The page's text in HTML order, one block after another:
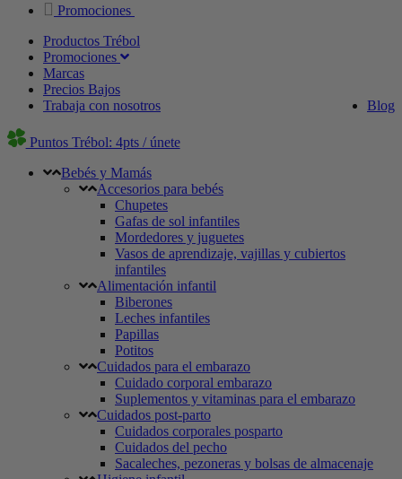
Promociones
Productos Trébol
Promociones
Marcas
Precios Bajos
Blog
Trabaja con nosotros
Puntos Trébol: 4pts / únete
Bebés y Mamás
Accesorios para bebés
Chupetes
Gafas de sol infantiles
Mordedores y juguetes
Vasos de aprendizaje, vajillas y cubiertos
infantiles
Alimentación infantil
Biberones
Leches infantiles
Papillas
Potitos
Cuidados para el embarazo
Cuidado corporal embarazo
Suplementos y vitaminas para el embarazo
Cuidados post-parto
Cuidados corporales posparto
Cuidados del pecho
Sacaleches, pezoneras y bolsas de almacenaje